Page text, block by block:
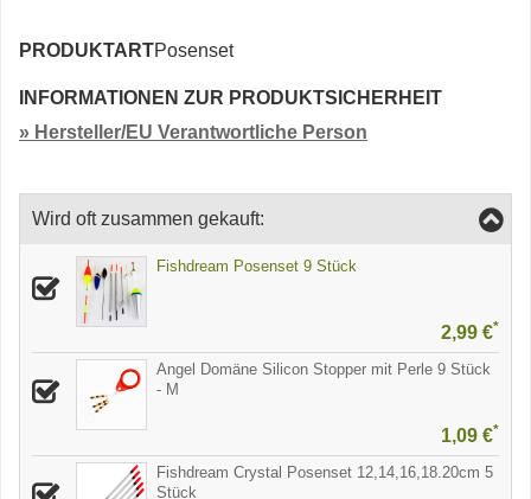
PRODUKTARTPosenset
INFORMATIONEN ZUR PRODUKTSICHERHEIT
» Hersteller/EU Verantwortliche Person
Wird oft zusammen gekauft:
Fishdream Posenset 9 Stück
2,99 €*
Angel Domäne Silicon Stopper mit Perle 9 Stück
- M
1,09 €*
Fishdream Crystal Posenset 12,14,16,18.20cm 5
Stück